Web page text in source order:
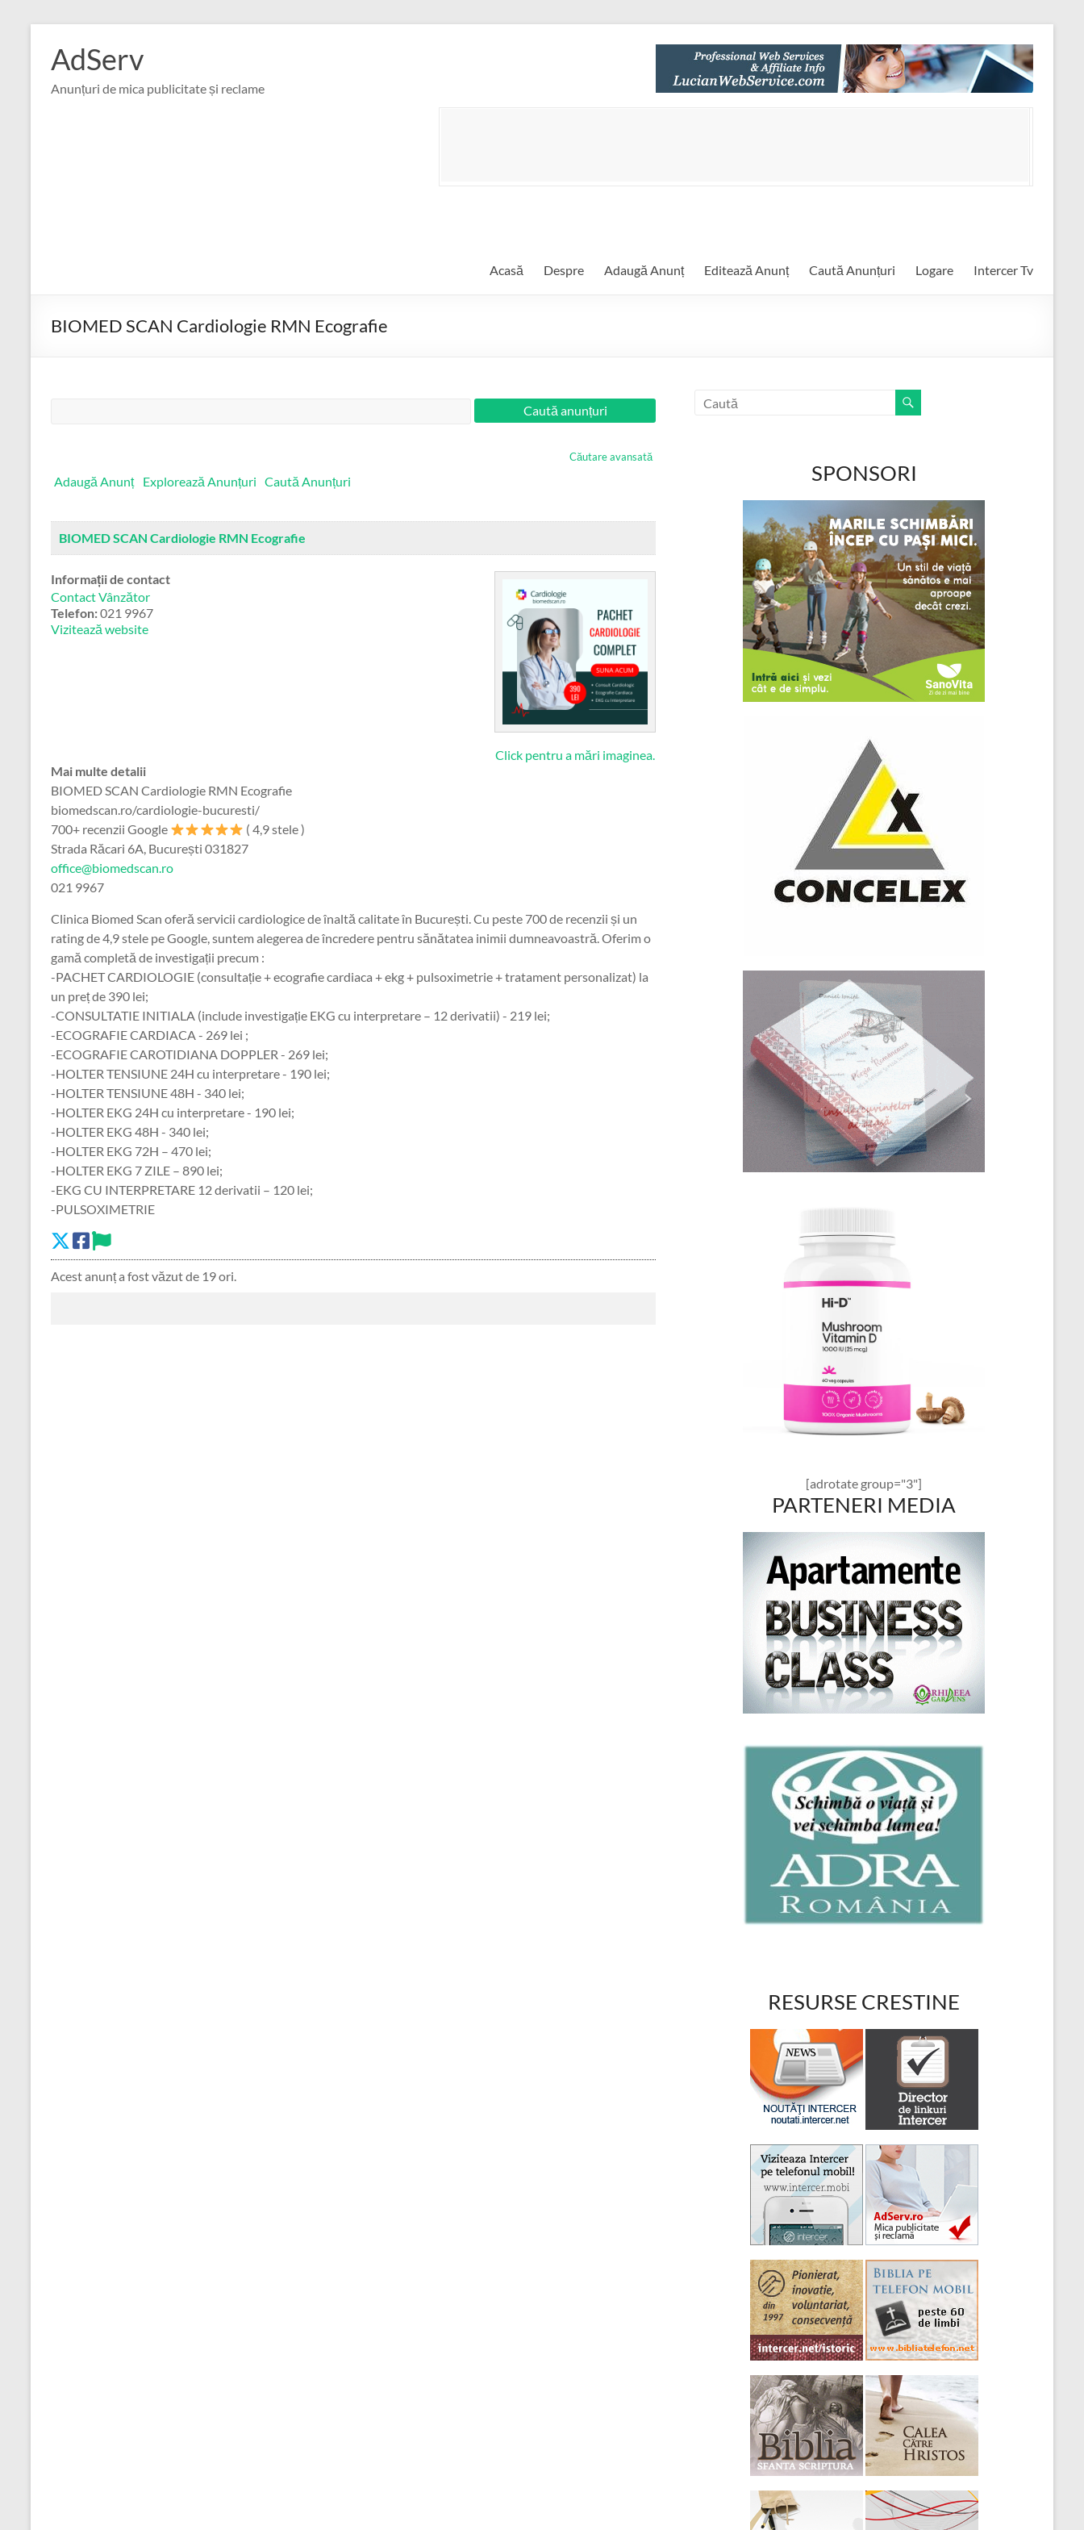
content
AdServ
Anunțuri de mica publicitate și reclame
Acasă Despre Adaugă Anunț Editează Anunț Caută Anunțuri Logare Intercer Tv
BIOMED SCAN Cardiologie RMN Ecografie
Căutare avansată
Adaugă Anunț Explorează Anunțuri Caută Anunțuri
BIOMED SCAN Cardiologie RMN Ecografie
Click pentru a mări imaginea.
Informații de contact
Contact Vânzător
Telefon:021 9967
Vizitează website
Mai multe detalii
BIOMED SCAN Cardiologie RMN Ecografie
biomedscan.ro/cardiologie-bucuresti/
700+ recenzii Google
( 4,9 stele )
Strada Răcari 6A, București 031827
office@biomedscan.ro
021 9967
Clinica Biomed Scan oferă servicii cardiologice de înaltă calitate în București. Cu peste 700 de recenzii și un
rating de 4,9 stele pe Google, suntem alegerea de încredere pentru sănătatea inimii dumneavoastră. Oferim o
gamă completă de investigații precum :
-PACHET CARDIOLOGIE (consultație + ecografie cardiaca + ekg + pulsoximetrie + tratament personalizat) la
un preț de 390 lei;
-CONSULTATIE INITIALA (include investigație EKG cu interpretare – 12 derivatii) - 219 lei;
-ECOGRAFIE CARDIACA - 269 lei ;
-ECOGRAFIE CAROTIDIANA DOPPLER - 269 lei;
-HOLTER TENSIUNE 24H cu interpretare - 190 lei;
-HOLTER TENSIUNE 48H - 340 lei;
-HOLTER EKG 24H cu interpretare - 190 lei;
-HOLTER EKG 48H - 340 lei;
-HOLTER EKG 72H – 470 lei;
-HOLTER EKG 7 ZILE – 890 lei;
-EKG CU INTERPRETARE 12 derivatii – 120 lei;
-PULSOXIMETRIE
Acest anunț a fost văzut de 19 ori.
SPONSORI
[adrotate group="3"]
PARTENERI MEDIA
RESURSE CRESTINE